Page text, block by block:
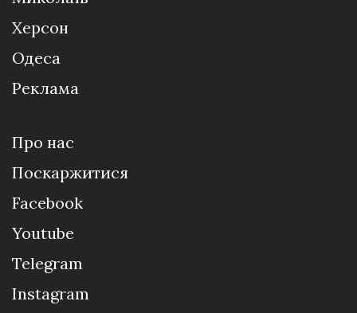
Херсон
Одеса
Реклама
Про нас
Поскаржитися
Facebook
Youtube
Telegram
Instagram